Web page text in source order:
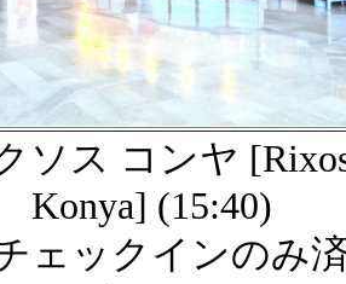
ソス コンヤ
Konya] (15:40)
ェックインのみ